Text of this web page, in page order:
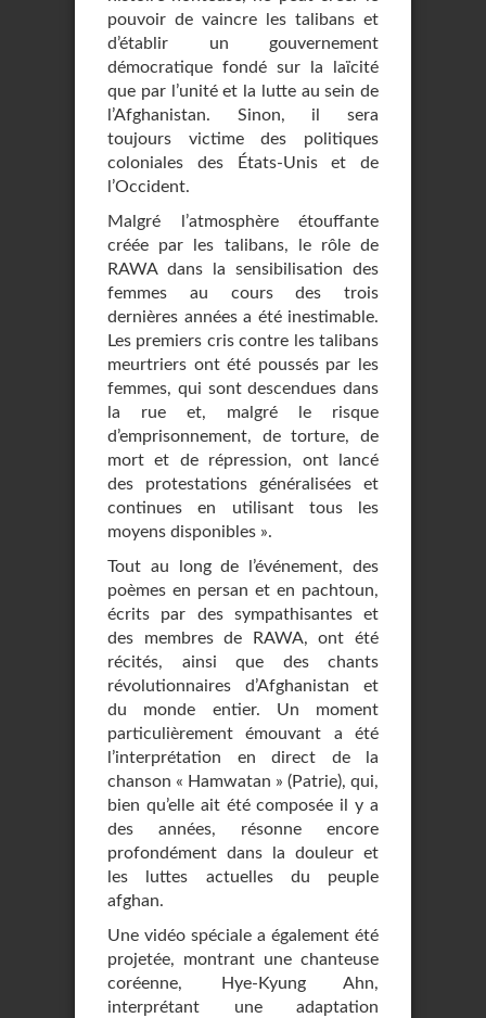
pouvoir de vaincre les talibans et
d’établir un gouvernement
démocratique fondé sur la laïcité
que par l’unité et la lutte au sein de
l’Afghanistan. Sinon, il sera
toujours victime des politiques
coloniales des États-Unis et de
l’Occident.
Malgré l’atmosphère étouffante
créée par les talibans, le rôle de
RAWA dans la sensibilisation des
femmes au cours des trois
dernières années a été inestimable.
Les premiers cris contre les talibans
meurtriers ont été poussés par les
femmes, qui sont descendues dans
la rue et, malgré le risque
d’emprisonnement, de torture, de
mort et de répression, ont lancé
des protestations généralisées et
continues en utilisant tous les
moyens disponibles ».
Tout au long de l’événement, des
poèmes en persan et en pachtoun,
écrits par des sympathisantes et
des membres de RAWA, ont été
récités, ainsi que des chants
révolutionnaires d’Afghanistan et
du monde entier. Un moment
particulièrement émouvant a été
l’interprétation en direct de la
chanson « Hamwatan » (Patrie), qui,
bien qu’elle ait été composée il y a
des années, résonne encore
profondément dans la douleur et
les luttes actuelles du peuple
afghan.
Une vidéo spéciale a également été
projetée, montrant une chanteuse
coréenne, Hye-Kyung Ahn,
interprétant une adaptation